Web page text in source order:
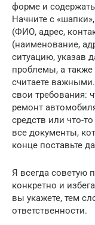
форме и содержать
Начните с
(ФИО, адрес,
(наименование,
ситуацию, указав
проблемы, а также
считаете
свои требования:
ремонт
средств или что-
все документы,
конце поставьте
Я всегда советую
конкретно и
вы укажете, тем
ответственности.